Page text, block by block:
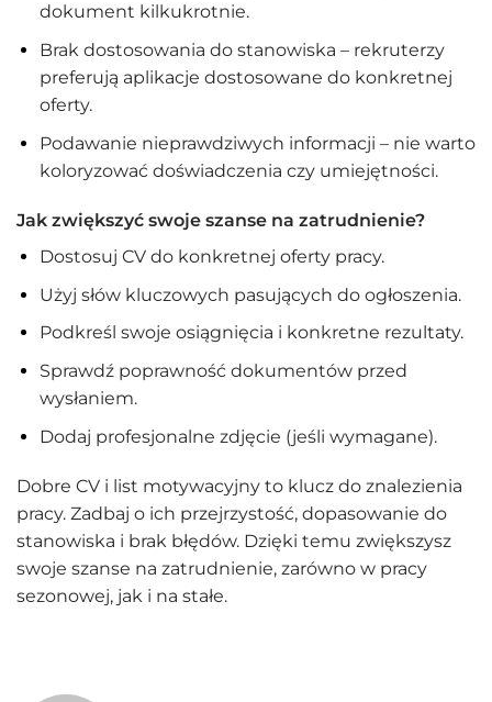
dokument kilkukrotnie.
Brak dostosowania do stanowiska – rekruterzy
preferują aplikacje dostosowane do konkretnej
oferty.
Podawanie nieprawdziwych informacji – nie warto
koloryzować doświadczenia czy umiejętności.
Jak zwiększyć swoje szanse na zatrudnienie?
Dostosuj CV do konkretnej oferty pracy.
Użyj słów kluczowych pasujących do ogłoszenia.
Podkreśl swoje osiągnięcia i konkretne rezultaty.
Sprawdź poprawność dokumentów przed
wysłaniem.
Dodaj profesjonalne zdjęcie (jeśli wymagane).
Dobre CV i list motywacyjny to klucz do znalezienia
pracy. Zadbaj o ich przejrzystość, dopasowanie do
stanowiska i brak błędów. Dzięki temu zwiększysz
swoje szanse na zatrudnienie, zarówno w pracy
sezonowej, jak i na stałe.